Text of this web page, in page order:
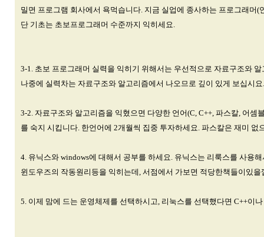
밀면 프로그램 회사에서 욕먹습니다. 지금 실업에 종사하는 프로그래머
단 기초는 초보프로그래머 수준까지 익히세요.
3-1. 초보 프로그래머 실력을 익히기 위해서는 우선적으로 자료구조와
나중에 실력차는 자료구조와 알고리즘에서 나오므로 깊이 있게 보십시
3-2. 자료구조와 알고리즘을 익혔으면 다양한 언어(C, C++, 파스칼, 어
를 숙지 시킵니다. 한언어에 2개월씩 집중 투자하세요. 파스칼은 재미 없
4. 유닉스와 windows에 대해서 공부를 하세요. 유닉스는 리룩스를 사용
윈도우즈의 작동원리등을 익히는데, 서점에서 가보면 적당한책들이있
5. 이제 맘에 드는 운영체제를 선택하시고, 리눅스를 선택했다면 C++이